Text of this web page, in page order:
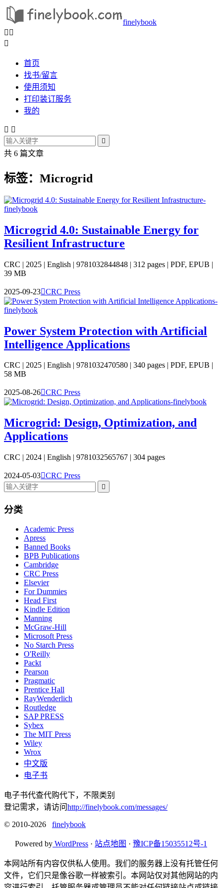
finelybook
 

首页
找书/留言
使用须知
打印装订服务
我的
 

共 6 篇文章
标签：Microgrid
Microgrid 4.0: Sustainable Energy for
Resilient Infrastructure
CRC | 2025 | English | 9781032844848 | 312 pages | PDF, EPUB |
39 MB
2025-09-23CRC Press
Power System Protection with Artificial
Intelligence Applications
CRC | 2025 | English | 9781032470580 | 340 pages | PDF, EPUB |
58 MB
2025-08-26CRC Press
Microgrid: Design, Optimization, and
Applications
CRC | 2024 | English | 9781032565767 | 304 pages
2024-05-03CRC Press

分类
Academic Press
Apress
Banned Books
BPB Publications
Cambridge
CRC Press
Elsevier
For Dummies
Head First
Kindle Edition
Manning
McGraw-Hill
Microsoft Press
No Starch Press
O'Reilly
Packt
Pearson
Pragmatic
Prentice Hall
RayWenderlich
Routledge
SAP PRESS
Sybex
The MIT Press
Wiley
Wrox
中文版
电子书
电子书代查代购代下，不限类别
登记需求，请访问http://finelybook.com/messages/
© 2010-2026 finelybook
Powered by WordPress · 站点地图 · 豫ICP备15035512号-1
本网站所有内容仅供私人使用。我们的服务器上没有托管任何
文件，它们只是像谷歌一样被索引。本网站仅对其他网站的内